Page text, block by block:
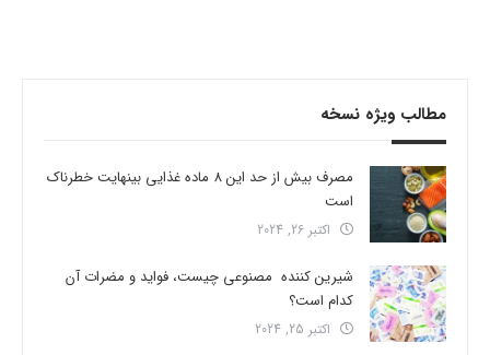
مطالب ویژه نسخه
مصرف بیش از حد این 8 ماده غذایی بینهایت خطرناک
است
اکتبر 26, 2024
شیرین کننده مصنوعی چیست، فواید و مضرات آن
کدام است؟
اکتبر 25, 2024